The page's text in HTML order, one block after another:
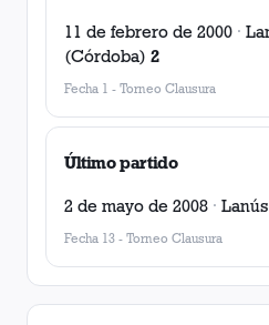
11 de febrero de 2000 ·
(Córdoba) 2
Fecha 1 - Torneo Clausura
Último partido
2 de mayo de 2008 · Lanús
Fecha 13 - Torneo Clausura